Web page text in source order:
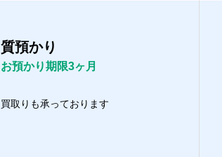
質預かり
お預かり期限3ヶ月
買取りも承っております